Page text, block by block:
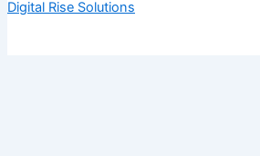
Digital Rise Solutions